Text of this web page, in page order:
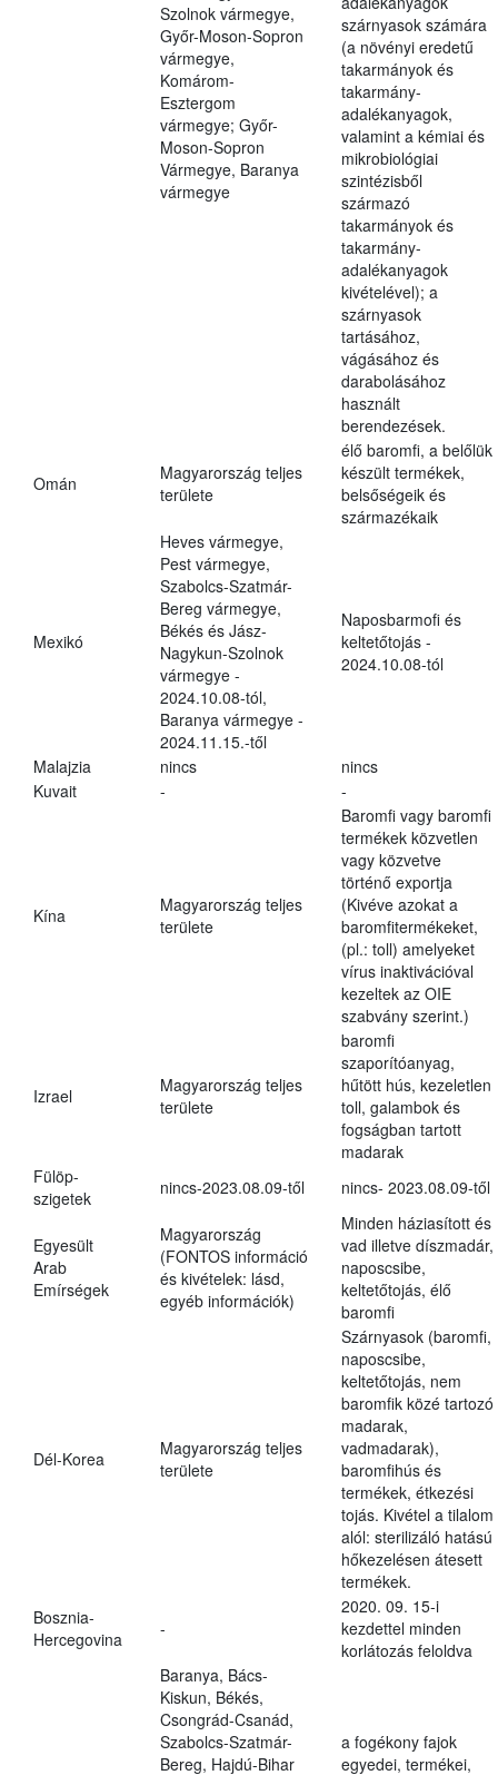
Szolnok vármegye,
Győr-Moson-Sopron
vármegye,
Komárom-
Esztergom
vármegye; Győr-
Moson-Sopron
Vármegye, Baranya
vármegye
szárnyasok számára
(a növényi eredetű
takarmányok és
takarmány-
adalékanyagok,
valamint a kémiai és
mikrobiológiai
szintézisből
származó
takarmányok és
takarmány-
adalékanyagok
kivételével); a
szárnyasok
tartásához,
vágásához és
darabolásához
használt
berendezések.
Omán
Magyarország teljes
területe
élő baromfi, a belőlük
készült termékek,
belsőségeik és
származékaik
Mexikó
Heves vármegye,
Pest vármegye,
Szabolcs-Szatmár-
Bereg vármegye,
Békés és Jász-
Nagykun-Szolnok
vármegye -
2024.10.08-tól,
Baranya vármegye -
2024.11.15.-től
Naposbarmofi és
keltetőtojás -
2024.10.08-tól
Malajzia nincs
nincs
Kuvait
- -
Kína
Magyarország teljes
területe
Baromfi vagy baromfi
termékek közvetlen
vagy közvetve
történő exportja
(Kivéve azokat a
baromfitermékeket,
(pl.: toll) amelyeket
vírus inaktivációval
kezeltek az OIE
szabvány szerint.)
Izrael
Magyarország teljes
területe
baromfi
szaporítóanyag,
hűtött hús, kezeletlen
toll, galambok és
fogságban tartott
madarak
Fülöp-
szigetek
nincs-2023.08.09-től nincs- 2023.08.09-től
Egyesült
Arab
Emírségek
Magyarország
(FONTOS információ
és kivételek: lásd,
egyéb információk)
Minden háziasított és
vad illetve díszmadár,
naposcsibe,
keltetőtojás, élő
baromfi
Dél-Korea
Magyarország teljes
területe
Szárnyasok (baromfi,
naposcsibe,
keltetőtojás, nem
baromfik közé tartozó
madarak,
vadmadarak),
baromfihús és
termékek, étkezési
tojás. Kivétel a tilalom
alól: sterilizáló hatású
hőkezelésen átesett
termékek.
Bosznia-
Hercegovina
-
2020. 09. 15-i
kezdettel minden
korlátozás feloldva
Baranya, Bács-
Kiskun, Békés,
Csongrád-Csanád,
Szabolcs-Szatmár-
Bereg, Hajdú-Bihar
a fogékony fajok
egyedei, termékei,